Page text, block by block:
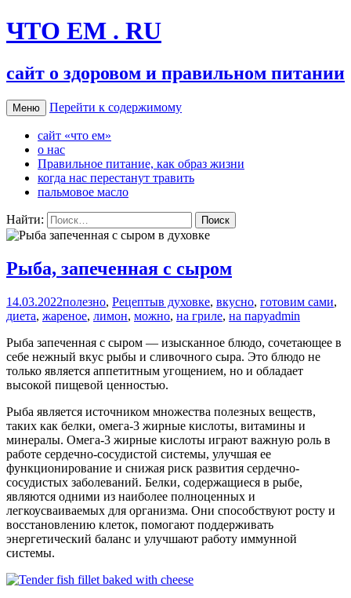
ЧТО ЕМ . RU
сайт о здоровом и правильном питании
Меню Перейти к содержимому
сайт «что ем»
о нас
Правильное питание, как образ жизни
когда нас перестанут травить
пальмовое масло
Найти:
Рыба, запеченная с сыром
14.03.2022полезно, Рецептыв духовке, вкусно, готовим сами,
диета, жареное, лимон, можно, на гриле, на паруadmin
Рыба запеченная с сыром — изысканное блюдо, сочетающее в
себе нежный вкус рыбы и сливочного сыра. Это блюдо не
только является аппетитным угощением, но и обладает
высокой пищевой ценностью.
Рыба является источником множества полезных веществ,
таких как белки, омега-3 жирные кислоты, витамины и
минералы. Омега-3 жирные кислоты играют важную роль в
работе сердечно-сосудистой системы, улучшая ее
функционирование и снижая риск развития сердечно-
сосудистых заболеваний. Белки, содержащиеся в рыбе,
являются одними из наиболее полноценных и
легкоусваиваемых для организма. Они способствуют росту и
восстановлению клеток, помогают поддерживать
энергетический баланс и улучшают работу иммунной
системы.